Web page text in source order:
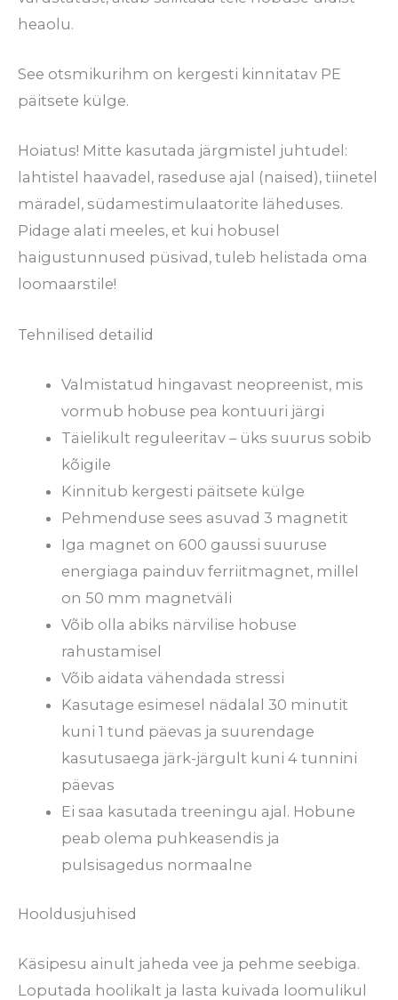
heaolu.
See otsmikurihm on kergesti kinnitatav PE
päitsete külge.
Hoiatus! Mitte kasutada järgmistel juhtudel:
lahtistel haavadel, raseduse ajal (naised), tiinetel
märadel, südamestimulaatorite läheduses.
Pidage alati meeles, et kui hobusel
haigustunnused püsivad, tuleb helistada oma
loomaarstile!
Tehnilised detailid
Valmistatud hingavast neopreenist, mis
vormub hobuse pea kontuuri järgi
Täielikult reguleeritav – üks suurus sobib
kõigile
Kinnitub kergesti päitsete külge
Pehmenduse sees asuvad 3 magnetit
Iga magnet on 600 gaussi suuruse
energiaga painduv ferriitmagnet, millel
on 50 mm magnetväli
Võib olla abiks närvilise hobuse
rahustamisel
Võib aidata vähendada stressi
Kasutage esimesel nädalal 30 minutit
kuni 1 tund päevas ja suurendage
kasutusaega järk-järgult kuni 4 tunnini
päevas
Ei saa kasutada treeningu ajal. Hobune
peab olema puhkeasendis ja
pulsisagedus normaalne
Hooldusjuhised
Käsipesu ainult jaheda vee ja pehme seebiga.
Loputada hoolikalt ja lasta kuivada loomulikul